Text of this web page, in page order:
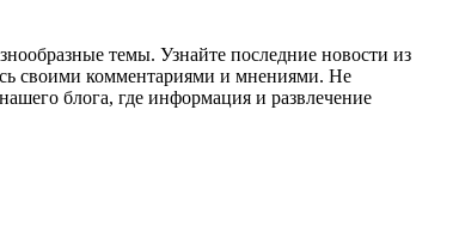
темы. Узнайте последние новости из
своими комментариями и мнениями. Не
блога, где информация и развлечение